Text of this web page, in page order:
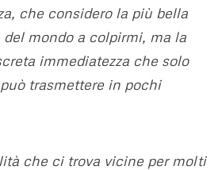
che considero la più bella
mondo a colpirmi, ma la
immediatezza che solo
trasmettere in pochi
che ci trova vicine per molti